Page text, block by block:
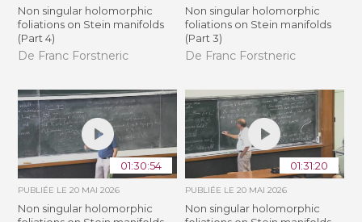
Non singular holomorphic
foliations on Stein manifolds
(Part 4)
De Franc Forstneric
Non singular holomorphic
foliations on Stein manifolds
(Part 3)
De Franc Forstneric
01:30:54
PUBLIÉE LE20 MAI 2026
Non singular holomorphic
01:31:20
PUBLIÉE LE 20 MAI 2026
Non singular holomorphic